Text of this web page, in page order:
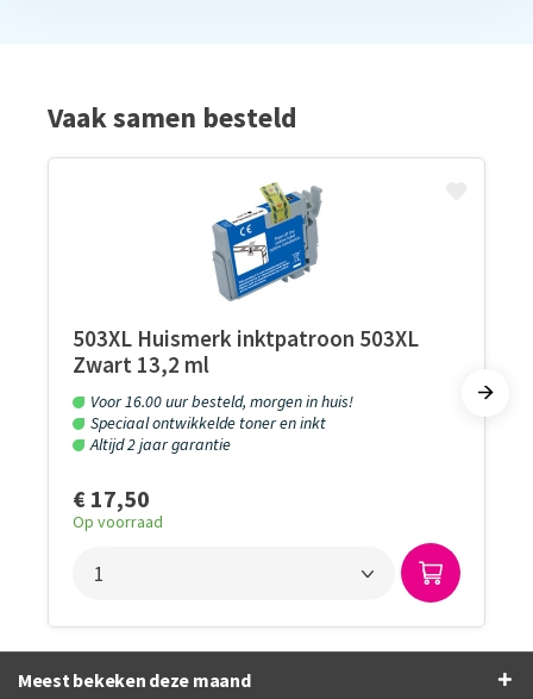
Vaak samen besteld
503XL Huismerk inktpatroon 503XL
Zwart 13,2 ml
Voor 16.00 uur besteld, morgen in huis!
Speciaal ontwikkelde toner en inkt
Altijd 2 jaar garantie
€ 17,50
Op voorraad
Meest bekeken deze maand